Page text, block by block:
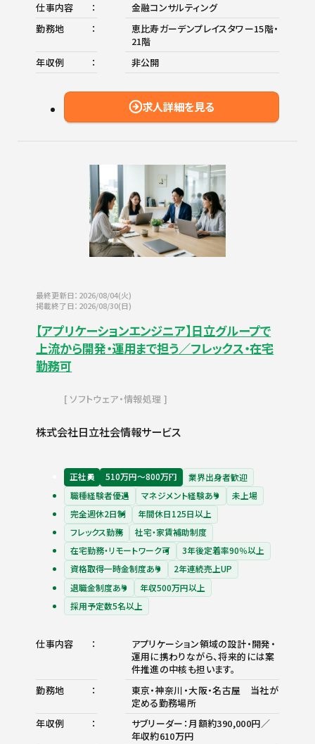
仕事内容
金融コンサルティング
勤務地
恵比寿ガーデンプレイスタワー15階・
21階
年収例
非公開
求人詳細を見る
最終更新日：2026/08/04(火)
掲載終了日：2026/08/30(日)
【アプリケーションエンジニア】日立グループで
上流から開発・運用まで担う／フレックス・在宅
勤務可
ソフトウェア・情報処理
株式会社日立社会情報サービス
正社員 510万円〜800万円
業界出身者歓迎
職種経験者優遇
マネジメント経験あり
未上場
完全週休2日制
年間休日125日以上
フレックス勤務
社宅・家賃補助制度
在宅勤務・リモートワーク可
3年後定着率90％以上
資格取得一時金制度あり
2年連続売上UP
退職金制度あり
年収500万円以上
採用予定数5名以上
仕事内容
アプリケーション領域の設計・開発・
運用に携わりながら、将来的には案
件推進の中核も担います。
勤務地
東京・神奈川・大阪・名古屋 当社が
定める勤務場所
年収例
サブリーダー：月額約390,000円／
年収約610万円